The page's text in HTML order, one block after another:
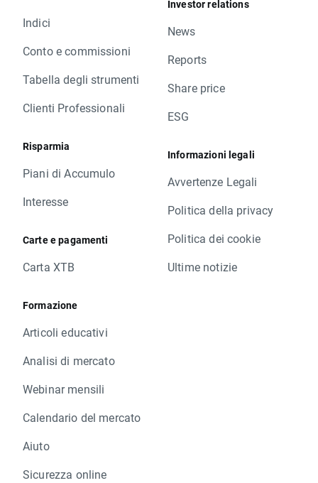
Indici
Conto e commissioni
Tabella degli strumenti
Clienti Professionali
Risparmia
Piani di Accumulo
Interesse
Carte e pagamenti
Carta XTB
Formazione
Articoli educativi
Analisi di mercato
Webinar mensili
Calendario del mercato
Aiuto
Sicurezza online
Investor relations
News
Reports
Share price
ESG
Informazioni legali
Avvertenze Legali
Politica della privacy
Politica dei cookie
Ultime notizie